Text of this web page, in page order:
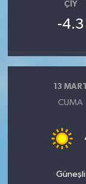
ÇIY
-4.3
13
CUMA
Güneşli